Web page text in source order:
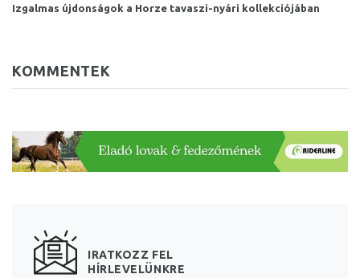
Izgalmas újdonságok a Horze tavaszi-nyári kollekciójában
KOMMENTEK
IRATKOZZ FEL
HÍRLEVELÜNKRE